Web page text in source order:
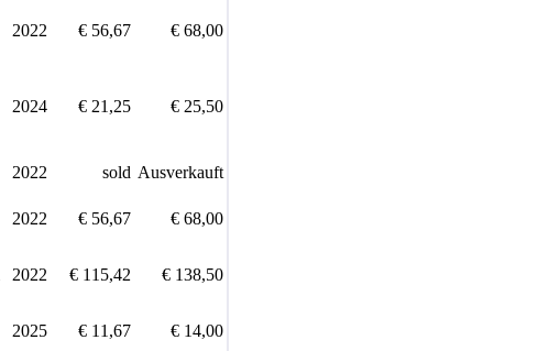
2022 € 56,67 € 68,00
2024 € 21,25 € 25,50
2022 sold Ausverkauft
2022 € 56,67
€ 68,00
2022 € 115,42 € 138,50
2025 € 11,67
€ 14,00